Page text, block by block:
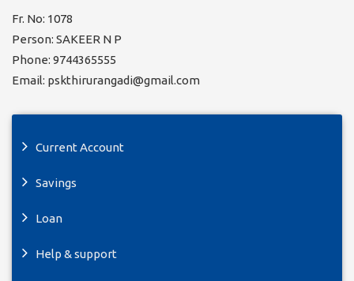
Fr. No: 1078
Person: SAKEER N P
Phone: 9744365555
Email: pskthirurangadi@gmail.com
Current Account
Savings
Loan
Help & support